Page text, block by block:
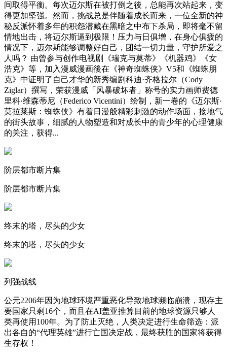
间取得平衡。每次迈尔斯在被打倒之後，总能再次站起来，变
得更加坚强。然而，挑战总是伴随着成长而来，一位全新的神
秘反派怀着多年的积怨潜藏在黑暗之中布下杀局，即将毫不留
情地出击，将迈尔斯逼到极限！压力与日俱增，在身心俱疲的
情况下，迈尔斯能够调整好自己，团结一切力量，守护所爱之
人吗？ 由曾参与创作电视剧《瑞克与莫蒂》《机器鸡》《女
浩克》等，加入漫威漫画後在《神奇蜘蛛侠》V5和《蜘蛛朋
克》中证明了自己才华的新秀编剧科迪·齐格拉尔（Cody
Ziglar）撰写，荣获漫威「风暴破坏者」称号的实力画师费德
里科·维森蒂尼（Federico Vicentini）绘制，新一卷的《迈尔斯·
莫拉莱斯：蜘蛛侠》有着日漫般精彩刺激的动作场面，接地气
的街头故事，细腻的人物塑造和对成长中的青少年的心理健康
的关注，获得...
阶层都市断片集
阶层都市断片集
终末的塔，尽头的少女
终末的塔，尽头的少女
列强战线
公元2206年因为地球环境严重恶化导致地球濒临崩溃，现存主
要国家只剩16个，而且在AI盖亚推算目前的地球资源只够人
类再使用100年。为了防止灭绝，人类决定进行生命筛选：派
出各自的“代理英雄”进行亡国决定战，最终获胜的国家将获得
生存权！